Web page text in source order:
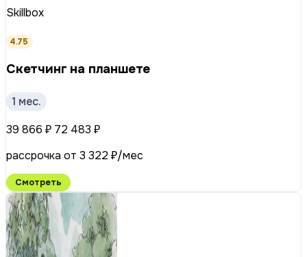
Skillbox
4.75
Скетчинг на планшете
1 мес.
39 866 ₽ 72 483 ₽
рассрочка от 3 322 ₽/мес
Смотреть